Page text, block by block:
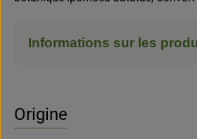
Informations sur les
Origine